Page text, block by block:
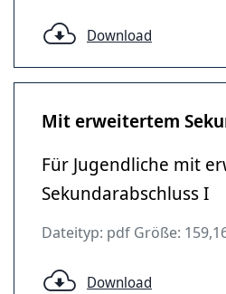
Download
Mit erweitertem
Für Jugendliche mit
Sekundarabschluss I
Dateityp: pdf Größe:
Download